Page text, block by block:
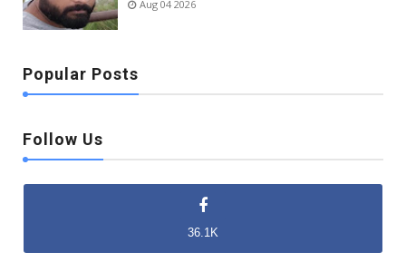
Aug 04 2026
Popular Posts
Follow Us
36.1K